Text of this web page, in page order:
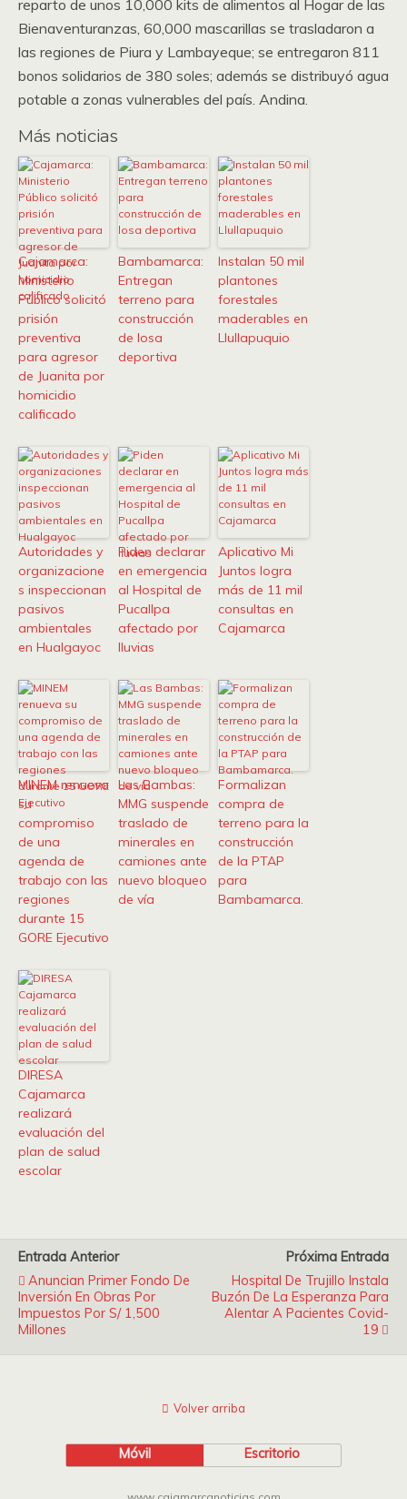
reparto de unos 10,000 kits de alimentos al Hogar de las
Bienaventuranzas, 60,000 mascarillas se trasladaron a
las regiones de Piura y Lambayeque; se entregaron 811
bonos solidarios de 380 soles; además se distribuyó agua
potable a zonas vulnerables del país. Andina.
Más noticias
Cajamarca:
Ministerio
Público solicitó
prisión
preventiva
para agresor
de Juanita por
homicidio
calificado
Bambamarca:
Entregan
terreno para
construcción
de losa
deportiva
Instalan 50 mil
plantones
forestales
maderables en
Llullapuquio
Autoridades y
organizacione
s inspeccionan
pasivos
ambientales
en Hualgayoc
Piden declarar
en emergencia
al Hospital de
Pucallpa
afectado por
lluvias
Aplicativo Mi
Juntos logra
más de 11 mil
consultas en
Cajamarca
MINEM renueva
su
compromiso
de una
agenda de
trabajo con las
regiones
durante 15
GORE Ejecutivo
Las Bambas:
MMG suspende
traslado de
minerales en
camiones ante
nuevo bloqueo
de vía
Formalizan
compra de
terreno para la
construcción
de la PTAP
para
Bambamarca.
DIRESA
Cajamarca
realizará
evaluación del
plan de salud
escolar
Entrada Anterior
Anuncian Primer Fondo De
Inversión En Obras Por
Impuestos Por S/ 1,500
Millones
Próxima Entrada
Hospital De Trujillo Instala
Buzón De La Esperanza Para
Alentar A Pacientes Covid-
19
Volver arriba
Móvil Escritorio